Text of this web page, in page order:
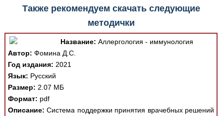
При просмотре в режиме "Читать онлайн" возможны
различные ошибки отображения документа в результате
отсутствия поддержки Вашим браузером шрифтов и
изменения размеров исходных шаблонов. При
скачивании документа данная ошибка устраняется Вашим
программным обеспечением автоматически.
Также рекомендуем скачать следующие
методички
Название: Аллергология - иммунология
Автор: Фомина Д.С.
Год издания: 2021
Язык: Русский
Размер: 2.07 МБ
Формат: pdf
Описание: Система поддержки принятия врачебных решений